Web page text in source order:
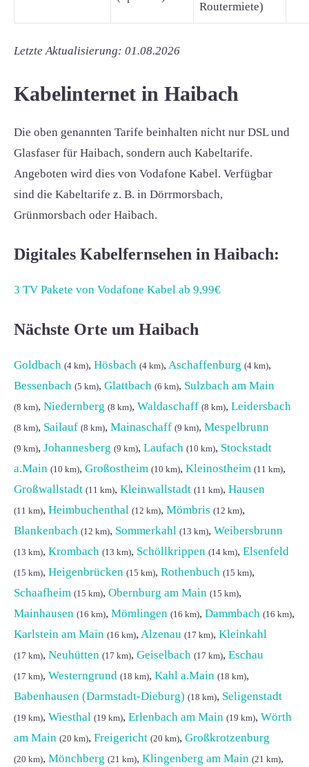
Routermiete)
Letzte Aktualisierung: 01.08.2026
Kabelinternet in Haibach
Die oben genannten Tarife beinhalten nicht nur DSL und
Glasfaser für Haibach, sondern auch Kabeltarife.
Angeboten wird dies von Vodafone Kabel. Verfügbar
sind die Kabeltarife z. B. in Dörrmorsbach,
Grünmorsbach oder Haibach.
Digitales Kabelfernsehen in Haibach:
3 TV Pakete von Vodafone Kabel ab 9,99€
Nächste Orte um Haibach
Goldbach (4 km), Hösbach (4 km), Aschaffenburg (4 km),
Bessenbach (5 km), Glattbach (6 km), Sulzbach am Main
(8 km), Niedernberg (8 km), Waldaschaff (8 km), Leidersbach
(8 km), Sailauf (8 km), Mainaschaff (9 km), Mespelbrunn
(9 km), Johannesberg (9 km), Laufach (10 km), Stockstadt
a.Main (10 km), Großostheim (10 km), Kleinostheim (11 km),
Großwallstadt (11 km), Kleinwallstadt (11 km), Hausen
(11 km), Heimbuchenthal (12 km), Mömbris (12 km),
Blankenbach (12 km), Sommerkahl (13 km), Weibersbrunn
(13 km), Krombach (13 km), Schöllkrippen (14 km), Elsenfeld
(15 km), Heigenbrücken (15 km), Rothenbuch (15 km),
Schaafheim (15 km), Obernburg am Main (15 km),
Mainhausen (16 km), Mömlingen (16 km), Dammbach (16 km),
Karlstein am Main (16 km), Alzenau (17 km), Kleinkahl
(17 km), Neuhütten (17 km), Geiselbach (17 km), Eschau
(17 km), Westerngrund (18 km), Kahl a.Main (18 km),
Babenhausen (Darmstadt-Dieburg) (18 km), Seligenstadt
(19 km), Wiesthal (19 km), Erlenbach am Main (19 km), Wörth
am Main (20 km), Freigericht (20 km), Großkrotzenburg
(20 km), Mönchberg (21 km), Klingenberg am Main (21 km),